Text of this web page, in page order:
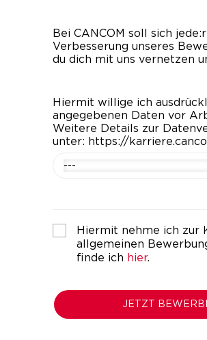
Bei CANCOM soll sich
Verbesserung unseres
du dich mit uns vernetzen
Hiermit willige ich
angegebenen Daten vor
Weitere Details zur
unter: https://
---
Hiermit nehme ich zur
allgemeinen
finde ich hier.
JETZT